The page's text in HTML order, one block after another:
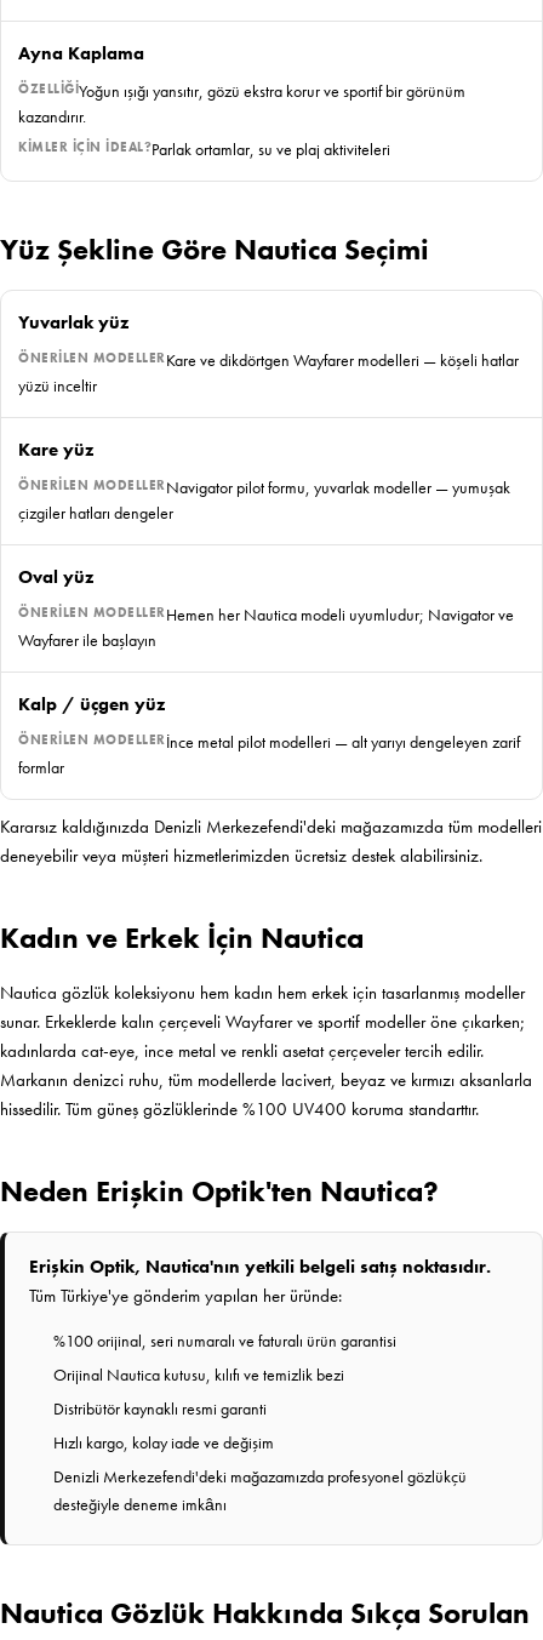
Ayna Kaplama
Yoğun ışığı yansıtır, gözü ekstra korur ve sportif bir görünüm
kazandırır.
Parlak ortamlar, su ve plaj aktiviteleri
Yüz Şekline Göre Nautica Seçimi
Yuvarlak yüz
Kare ve dikdörtgen Wayfarer modelleri — köşeli hatlar
yüzü inceltir
Kare yüz
Navigator pilot formu, yuvarlak modeller — yumuşak
çizgiler hatları dengeler
Oval yüz
Hemen her Nautica modeli uyumludur; Navigator ve
Wayfarer ile başlayın
Kalp / üçgen yüz
İnce metal pilot modelleri — alt yarıyı dengeleyen zarif
formlar
Kararsız kaldığınızda Denizli Merkezefendi'deki mağazamızda tüm modelleri
deneyebilir veya müşteri hizmetlerimizden ücretsiz destek alabilirsiniz.
Kadın ve Erkek İçin Nautica
Nautica gözlük koleksiyonu hem kadın hem erkek için tasarlanmış modeller
sunar. Erkeklerde kalın çerçeveli Wayfarer ve sportif modeller öne çıkarken;
kadınlarda cat-eye, ince metal ve renkli asetat çerçeveler tercih edilir.
Markanın denizci ruhu, tüm modellerde lacivert, beyaz ve kırmızı aksanlarla
hissedilir. Tüm güneş gözlüklerinde %100 UV400 koruma standarttır.
Neden Erişkin Optik'ten Nautica?
Erişkin Optik, Nautica'nın yetkili belgeli satış noktasıdır.
Tüm Türkiye'ye gönderim yapılan her üründe:
%100 orijinal, seri numaralı ve faturalı ürün garantisi
Orijinal Nautica kutusu, kılıfı ve temizlik bezi
Distribütör kaynaklı resmi garanti
Hızlı kargo, kolay iade ve değişim
Denizli Merkezefendi'deki mağazamızda profesyonel gözlükçü
desteğiyle deneme imkânı
Nautica Gözlük Hakkında Sıkça Sorulan